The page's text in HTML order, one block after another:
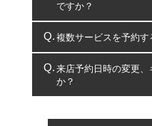
ですか？
コクピット・タイヤ
複数サービスを予約す
複数サービスのご予約
一部の商品・サービスの
出来ないものもございます
来店予約日時の変更
か？